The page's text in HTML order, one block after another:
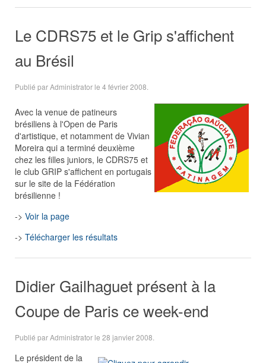
Le CDRS75 et le Grip s'affichent
au Brésil
Publié par Administrator le 4 février 2008
Avec la venue de patineurs
brésiliens à l'Open de Paris
d'artistique, et notamment de Vivian
Moreira qui a terminé deuxième
chez les filles juniors, le CDRS75 et
le club GRIP s'affichent en portugais
sur le site de la Fédération
brésilienne !
-> Voir la page
-> Télécharger les résultats
Didier Gailhaguet présent à la
Coupe de Paris ce week-end
Publié par Administrator le 28 janvier 2008
Le président de la